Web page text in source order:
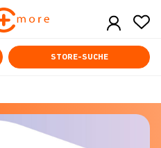
STORE-SUCHE